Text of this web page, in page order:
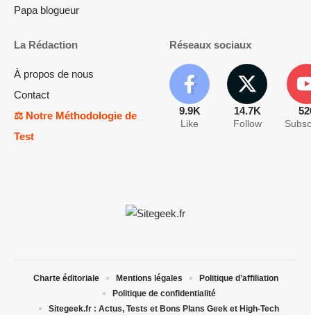
Papa blogueur
La Rédaction
À propos de nous
Contact
⚖️ Notre Méthodologie de
Test
Réseaux sociaux
9.9K
Like
14.7K
Follow
Charte éditoriale Mentions légales
Politique d’affiliation
Politique de confidentialité
Sitegeek.fr : Actus, Tests et Bons Plans Geek et High-Tech